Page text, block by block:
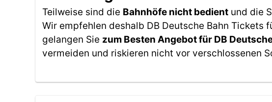
Teilweise sind die Bahnhöfe nicht bedient und die
Wir empfehlen deshalb DB Deutsche Bahn
gelangen Sie zum Besten Angebot für DB
vermeiden und riskieren nicht vor verschlossenen